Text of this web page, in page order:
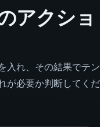
アクショ
入れ、その結果でテン
が必要か判断してくだ